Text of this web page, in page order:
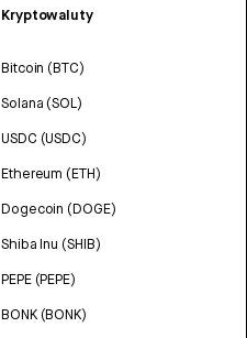
Kryptowaluty
Bitcoin (BTC)
Solana (SOL)
USDC (USDC)
Ethereum (ETH)
Dogecoin (DOGE)
Shiba Inu (SHIB)
PEPE (PEPE)
BONK (BONK)